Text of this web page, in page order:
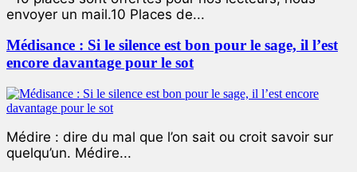
envoyer un mail.10 Places de...
Médisance : Si le silence est bon pour le sage, il l’est
encore davantage pour le sot
Médire : dire du mal que l’on sait ou croit savoir sur
quelqu’un. Médire...